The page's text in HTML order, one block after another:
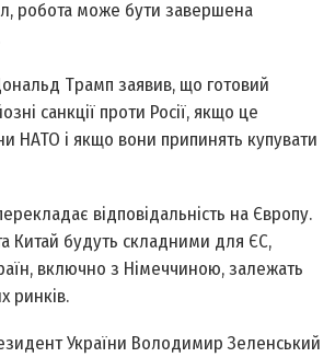
робота може бути завершена
Трамп заявив, що готовий
санкції проти Росії, якщо це
НАТО і якщо вони припинять купувати
відповідальність на Європу.
Китай будуть складними для ЄС,
включно з Німеччиною, залежать
ринків.
України Володимир Зеленський